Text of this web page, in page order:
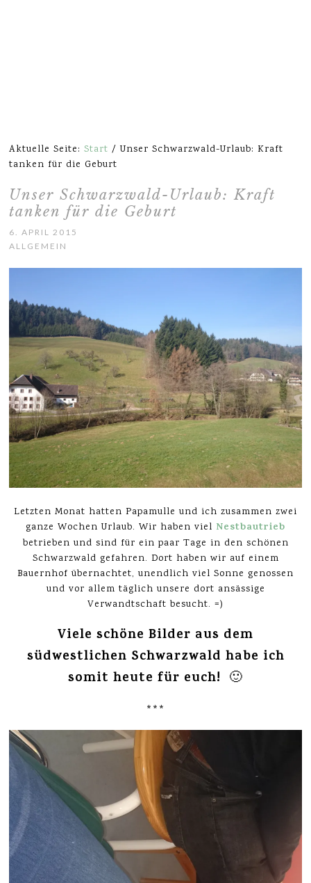
Aktuelle Seite:Start / Unser Schwarzwald-Urlaub: Kraft
tanken für die Geburt
Unser Schwarzwald-Urlaub: Kraft
tanken für die Geburt
6. APRIL 2015
ALLGEMEIN
Letzten Monat hatten Papamulle und ich zusammen zwei
ganze Wochen Urlaub. Wir haben viel Nestbautrieb
betrieben und sind für ein paar Tage in den schönen
Schwarzwald gefahren. Dort haben wir auf einem
Bauernhof übernachtet, unendlich viel Sonne genossen
und vor allem täglich unsere dort ansässige
Verwandtschaft besucht. =)
Viele schöne Bilder aus dem
südwestlichen Schwarzwald habe ich
somit heute für euch! 🙂
***